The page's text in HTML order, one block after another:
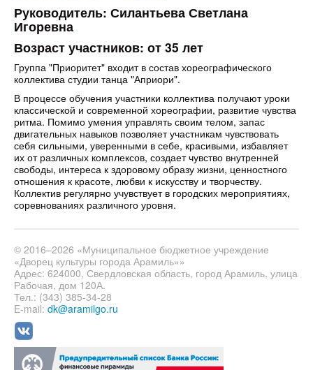
Руководитель: Силантьева Светлана
Игоревна
Возраст участников: от 35 лет
Группа "Приоритет" входит в состав хореографического
коллектива студии танца "Априори".
В процессе обучения участники коллектива получают уроки
классической и современной хореографии, развитие чувства
ритма. Помимо умения управлять своим телом, запас
двигательных навыков позволяет участникам чувствовать
себя сильными, уверенными в себе, красивыми, избавляет
их от различных комплексов, создает чувство внутренней
свободы, интереса к здоровому образу жизни, ценностного
отношения к красоте, любви к искусству и творчеству.
Коллектив регулярно учувствует в городских мероприятиях,
соревнованиях различного уровня.
© 2016–2026 «Муниципальное бюджетное учреждение
«Дворец культуры города Арамиль»»
Адрес: 624000, Свердловская область, город Арамиль, улица
Рабочая, дом 120А.
Тел.: (343) 385-34-28
E-mail: dk@aramilgo.ru